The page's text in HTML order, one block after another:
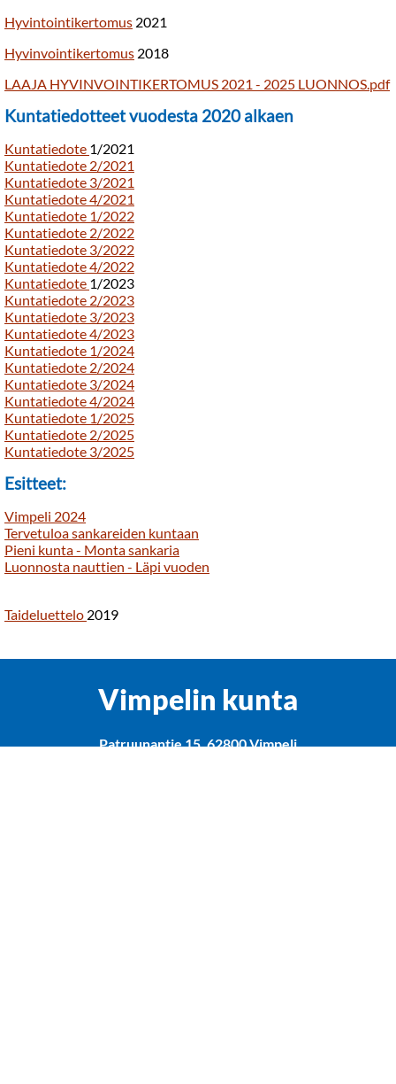
Hyvintointikertomus 2021
Hyvinvointikertomus 2018
LAAJA HYVINVOINTIKERTOMUS 2021 - 2025 LUONNOS.pdf
Kuntatiedotteet vuodesta 2020 alkaen
Kuntatiedote 1/2021
Kuntatiedote 2/2021
Kuntatiedote 3/2021
Kuntatiedote 4/2021
Kuntatiedote 1/2022
Kuntatiedote 2/2022
Kuntatiedote 3/2022
Kuntatiedote 4/2022
Kuntatiedote 1/2023
Kuntatiedote 2/2023
Kuntatiedote 3/2023
Kuntatiedote 4/2023
Kuntatiedote 1/2024
Kuntatiedote 2/2024
Kuntatiedote 3/2024
Kuntatiedote 4/2024
Kuntatiedote 1/2025
Kuntatiedote 2/2025
Kuntatiedote 3/2025
Esitteet:
Vimpeli 2024
Tervetuloa sankareiden kuntaan
Pieni kunta - Monta sankaria
Luonnosta nauttien - Läpi vuoden
Taideluettelo 2019
Vimpelin kunta
Patruunantie 15, 62800 Vimpeli